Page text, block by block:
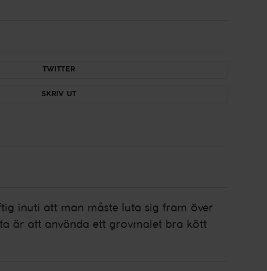
TWITTER
SKRIV UT
inuti att man måste luta sig fram över
är att använda ett grovmalet bra kött